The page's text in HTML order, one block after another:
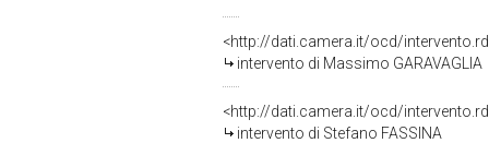
<http://dati.camera.it/ocd/
intervento di Massimo GARAVAGLIA
<http://dati.camera.it/ocd/
intervento di Stefano FASSINA